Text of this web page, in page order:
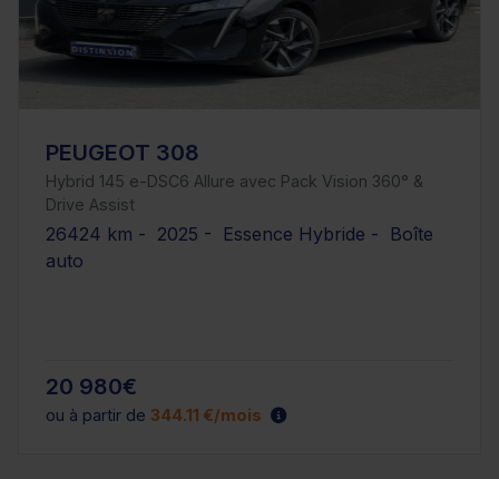
PEUGEOT 308
Hybrid 145 e-DSC6 Allure avec Pack Vision 360° &
Drive Assist
26424 km - 2025 - Essence Hybride - Boîte
auto
20 980€
ou à partir de 344.11 €/mois